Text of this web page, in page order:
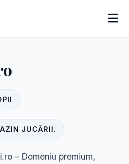
JUCĂRII.
– Domeniu premium,